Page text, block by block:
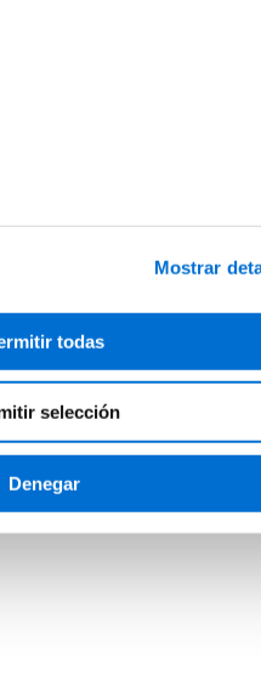
Mostrar
todas
selección
Denegar
Psicología
Enfermeras al